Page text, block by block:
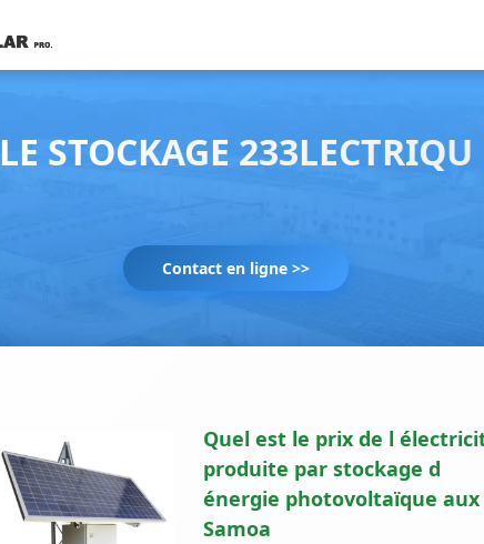
LE STOCKAGE 233LECTRIQU
Contact en ligne >>
Quel est le prix de l
produite par stockage d
énergie photovoltaïque aux
Samoa